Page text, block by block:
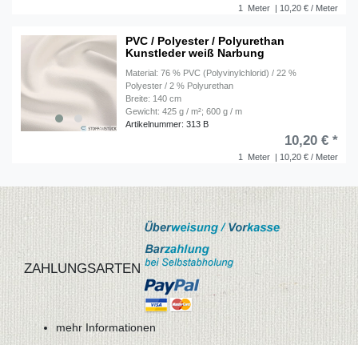
1 Meter | 10,20 € / Meter
PVC / Polyester / Polyurethan
Kunstleder weiß Narbung
Material: 76 % PVC (Polyvinylchlorid) / 22 %
Polyester / 2 % Polyurethan
Breite: 140 cm
Gewicht: 425 g / m²; 600 g / m
Artikelnummer: 313 B
1 Meter | 10,20 € / Meter
10,20 € *
ZAHLUNGSARTEN
mehr Informationen